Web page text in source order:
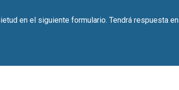
en el siguiente formulario. Tendrá respuesta